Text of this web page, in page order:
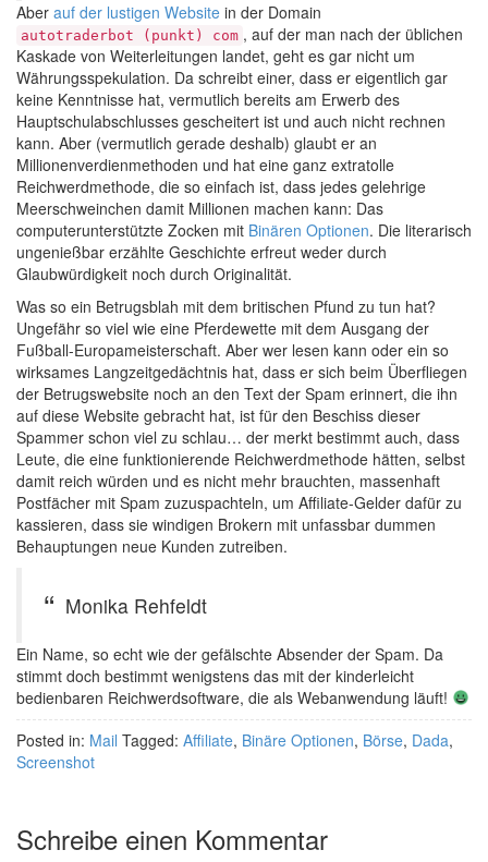
Aber auf der lustigen Website in der Domain
autotraderbot (punkt) com , auf der man nach der üblichen
Kaskade von Weiterleitungen landet, geht es gar nicht um
Währungsspekulation. Da schreibt einer, dass er eigentlich gar
keine Kenntnisse hat, vermutlich bereits am Erwerb des
Hauptschulabschlusses gescheitert ist und auch nicht rechnen
kann. Aber (vermutlich gerade deshalb) glaubt er an
Millionenverdienmethoden und hat eine ganz extratolle
Reichwerdmethode, die so einfach ist, dass jedes gelehrige
Meerschweinchen damit Millionen machen kann: Das
computerunterstützte Zocken mit Binären Optionen. Die literarisch
ungenießbar erzählte Geschichte erfreut weder durch
Glaubwürdigkeit noch durch Originalität.
Was so ein Betrugsblah mit dem britischen Pfund zu tun hat?
Ungefähr so viel wie eine Pferdewette mit dem Ausgang der
Fußball-Europameisterschaft. Aber wer lesen kann oder ein so
wirksames Langzeitgedächtnis hat, dass er sich beim Überfliegen
der Betrugswebsite noch an den Text der Spam erinnert, die ihn
auf diese Website gebracht hat, ist für den Beschiss dieser
Spammer schon viel zu schlau… der merkt bestimmt auch, dass
Leute, die eine funktionierende Reichwerdmethode hätten, selbst
damit reich würden und es nicht mehr brauchten, massenhaft
Postfächer mit Spam zuzuspachteln, um Affiliate-Gelder dafür zu
kassieren, dass sie windigen Brokern mit unfassbar dummen
Behauptungen neue Kunden zutreiben.
Monika Rehfeldt
Ein Name, so echt wie der gefälschte Absender der Spam. Da
stimmt doch bestimmt wenigstens das mit der kinderleicht
bedienbaren Reichwerdsoftware, die als Webanwendung läuft!
Posted in: Mail Tagged: Affiliate, Binäre Optionen, Börse, Dada,
Screenshot
Schreibe einen Kommentar